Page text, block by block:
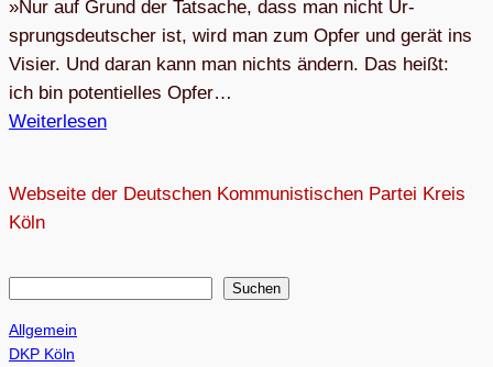
»Nur auf Grund der Tat­sa­che, dass man nicht Ur­
sprungs­deut­scher ist, wird man zum Op­fer und ge­rät ins
Vi­sier. Und dar­an kann man nichts än­dern. Das hei­ßt:
ich bin po­ten­ti­el­les Op­fer…
Weiterlesen
Webseite der Deutschen Kommunistischen Partei Kreis
Köln
c
Suchen
Allgemein
DKP Köln